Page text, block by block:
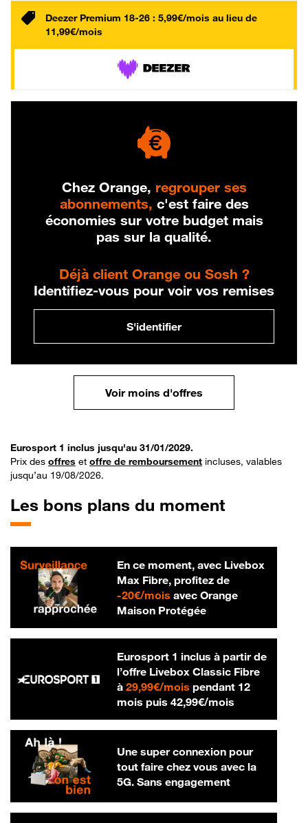
Deezer Premium 18-26 : 5,99€/mois au lieu de
11,99€/mois
Chez Orange, regrouper ses
abonnements, c'est faire des
économies sur votre budget mais
pas sur la qualité.
Déjà client Orange ou Sosh ?
Identifiez-vous pour voir vos remises
S'identifier
Voir moins d'offres
Eurosport 1 inclus jusqu'au 31/01/2029.
Prix des offres et offre de remboursement incluses, valables
jusqu’au 19/08/2026.
Les bons plans du moment
En ce moment, avec Livebox
Max Fibre, profitez de
-20€/mois20 € par mois
avec Orange
Maison Protégée
Eurosport 1 inclus à partir de
l’offre Livebox Classic Fibre
à 29,99€/mois29,99 € par mois
pendant 12
mois puis 42,99€/mois42,99 € par
Une super connexion pour
tout faire chez vous avec la
5G. Sans engagement